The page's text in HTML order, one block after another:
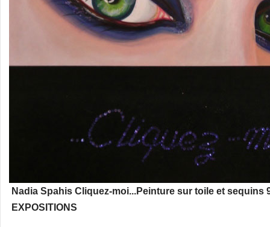
Nadia Spahis Cliquez-moi...Peinture sur toile et sequins
EXPOSITIONS